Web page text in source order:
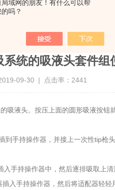
局域网的朋友！有什么可以帮
吗？
统的吸液头套件组
09-30 | 点击率：2441
液头。按压上面的圆形吸液按钮
手持操作器，并接上一次性tip枪
手持操作器中，然后逐排吸取上清
入手持操作器，然后将适配器轻